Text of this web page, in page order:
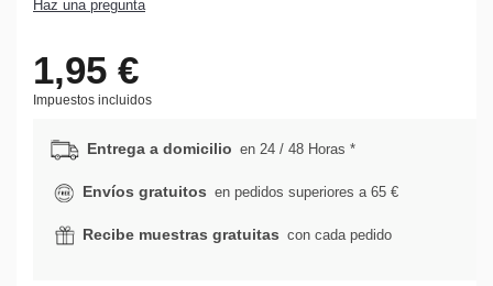
Haz una pregunta
1,95 €
Impuestos incluidos
Entrega a domicilio en 24 / 48 Horas *
Envíos gratuitos en pedidos superiores a 65 €
Recibe muestras gratuitas con cada pedido